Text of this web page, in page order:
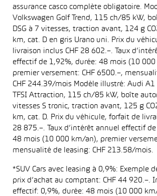
assurance casco complète obligatoire.
Volkswagen Golf Trend, 115 ch/85 kW,
DSG à 7 vitesses, traction avant, 124 g
km, cat. D en gris Urano uni. Prix du
livraison inclus CHF 28 602.–. Taux
effectif de 1,92%, durée: 48 mois (10
premier versement: CHF 6500.–,
CHF 244.39/mois Modèle illustré: Audi A1
TFSI Attraction, 115 ch/85 kW, boîte
vitesses S tronic, traction avant, 125 g
km, cat. D. Prix du véhicule, forfait de
28 875.–. Taux d’intérêt annuel effectif
48 mois (10 000 km/an), premier
mensualité de leasing: CHF 213.58/mois.
*SUV Cars avec leasing à 0,9%: Exemple
prix d’achat au comptant: CHF 44 920.–.
effectif: 0,9%, durée: 48 mois (10 000